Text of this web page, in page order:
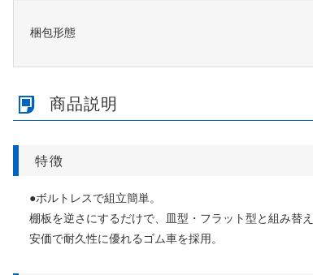
梱包形態
商品説明
特徴
●ボルトレスで組立簡単。
棚板を逆さにするだけで、皿型・フラット型と組み替
安価で耐久性に優れるゴム車を採用。